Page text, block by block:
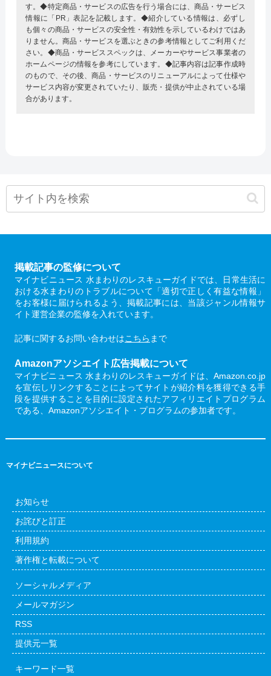
す。◆特定商品・サービスの広告を行う場合には、商品・サービス
情報に「PR」表記を記載します。◆紹介している情報は、必ずし
も個々の商品・サービスの安全性・有効性を示しているわけではあ
りません。商品・サービスを選ぶときの参考情報としてご利用くだ
さい。◆商品・サービススペックは、メーカーやサービス事業者の
ホームページの情報を参考にしています。◆記事内容は記事作成時
のもので、その後、商品・サービスのリニューアルによって仕様や
サービス内容が変更されていたり、販売・提供が中止されている場
合があります。
掲載記事の監修について
マイナビニュース 水まわりのレスキューガイドでは、日常生活に
おける水まわりのトラブルについて「適切で正しく有益な情報」
をお客様に届けられるよう、掲載記事には、当該ジャンル情報サ
イト運営企業の監修を入れています。
記事に関するお問い合わせはこちら まで
Amazonアソシエイト広告掲載について
マイナビニュース 水まわりのレスキューガイドは、Amazon.co.jp
を宣伝しリンクすることによってサイトが紹介料を獲得できる手
段を提供することを目的に設定されたアフィリエイトプログラム
である、Amazonアソシエイト・プログラムの参加者です。
マイナビニュースについて
お知らせ
お詫びと訂正
利用規約
著作権と転載について
ソーシャルメディア
メールマガジン
RSS
提供元一覧
キーワード一覧